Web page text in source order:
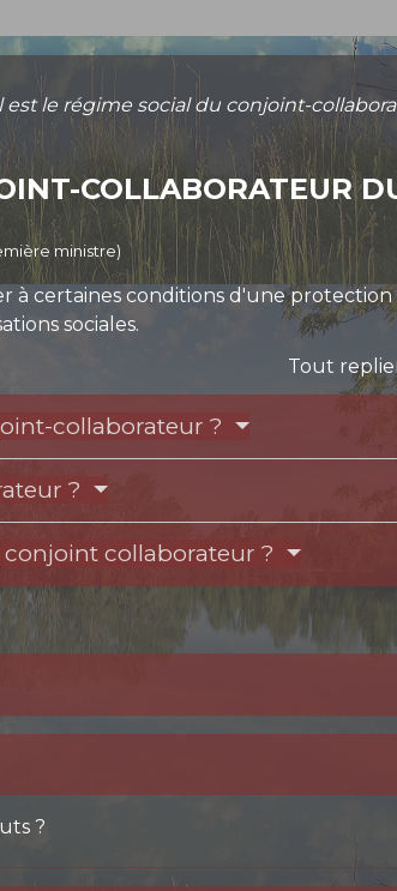
est le régime social du conjoint-
COLLABORATEUR
ministre)
certaines conditions d'une protection
sociales.
Tout
collaborateur ?
?
collaborateur ?
?